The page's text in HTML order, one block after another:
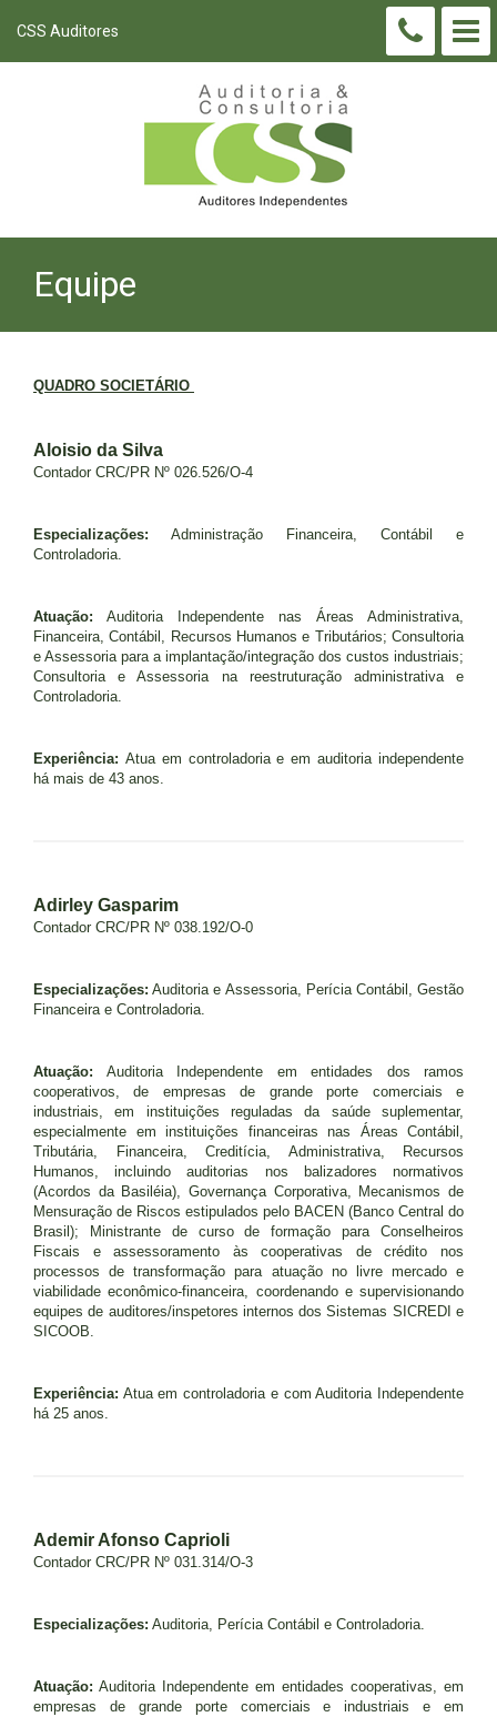
CSS Auditores
Equipe
QUADRO SOCIETÁRIO
Aloisio da Silva
Contador CRC/PR Nº 026.526/O-4
Especializações: Administração Financeira, Contábil e
Controladoria.
Atuação: Auditoria Independente nas Áreas Administrativa,
Financeira, Contábil, Recursos Humanos e Tributários; Consultoria
e Assessoria para a implantação/integração dos custos industriais;
Consultoria e Assessoria na reestruturação administrativa e
Controladoria.
Experiência: Atua em controladoria e em auditoria independente
há mais de 43 anos.
Adirley Gasparim
Contador CRC/PR Nº 038.192/O-0
Especializações: Auditoria e Assessoria, Perícia Contábil, Gestão
Financeira e Controladoria.
Atuação: Auditoria Independente em entidades dos ramos
cooperativos, de empresas de grande porte comerciais e
industriais, em instituições reguladas da saúde suplementar,
especialmente em instituições financeiras nas Áreas Contábil,
Tributária, Financeira, Creditícia, Administrativa, Recursos
Humanos, incluindo auditorias nos balizadores normativos
(Acordos da Basiléia), Governança Corporativa, Mecanismos de
Mensuração de Riscos estipulados pelo BACEN (Banco Central do
Brasil); Ministrante de curso de formação para Conselheiros
Fiscais e assessoramento às cooperativas de crédito nos
processos de transformação para atuação no livre mercado e
viabilidade econômico-financeira, coordenando e supervisionando
equipes de auditores/inspetores internos dos Sistemas SICREDI e
SICOOB.
Experiência: Atua em controladoria e com Auditoria Independente
há 25 anos.
Ademir Afonso Caprioli
Contador CRC/PR Nº 031.314/O-3
Especializações: Auditoria, Perícia Contábil e Controladoria.
Atuação: Auditoria Independente em entidades cooperativas, em
empresas de grande porte comerciais e industriais e em